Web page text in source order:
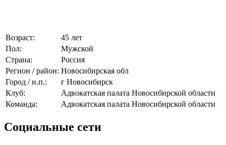
Возраст:
45 лет
Пол:
Мужской
Страна:
Россия
Регион / район: Новосибирская обл
Город / н.п.:
г Новосибирск
Клуб:
Адвокатская палата Новосибирской области
Команда:
Адвокатская палата Новосибирской области
Социальные сети